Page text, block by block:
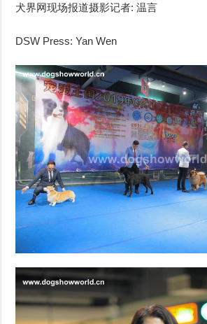
犬界网现场报道摄影记者: 温言
DSW Press: Yan Wen